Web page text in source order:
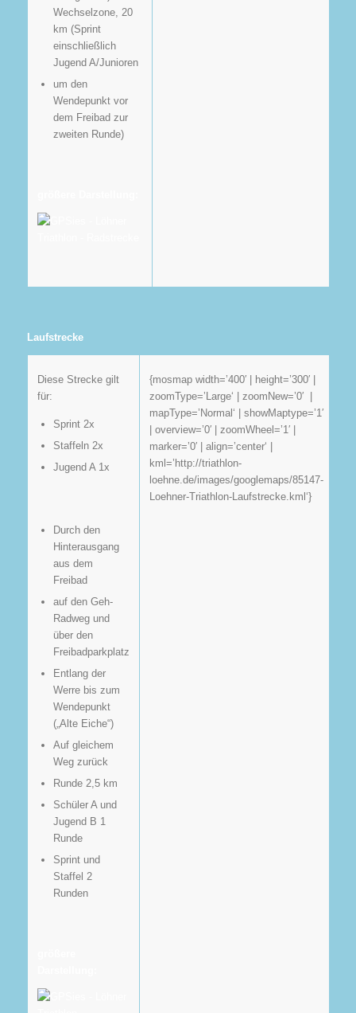
Wechselzone, 20
km (Sprint
einschließlich
Jugend A/Junioren
um den
Wendepunkt vor
dem Freibad zur
zweiten Runde)
Laufstrecke
Diese Strecke gilt
für:
Sprint 2x
Staffeln 2x
Jugend A 1x
Durch den
Hinterausgang
aus dem
Freibad
auf den Geh-
Radweg und
über den
Freibadparkplatz
Entlang der
Werre bis zum
Wendepunkt
(„Alte Eiche“)
Auf gleichem
Weg zurück
Runde 2,5 km
Schüler A und
Jugend B 1
Runde
Sprint und
Staffel 2
Runden
{mosmap width=’400′ | height=’300′ |
zoomType=’Large‘ | zoomNew=’0′ |
mapType=’Normal‘ | showMaptype=’1′
| overview=’0′ | zoomWheel=’1′ |
marker=’0′ | align=’center‘ |
kml=’http://triathlon-
loehne.de/images/googlemaps/85147-
Loehner-Triathlon-Laufstrecke.kml‘}